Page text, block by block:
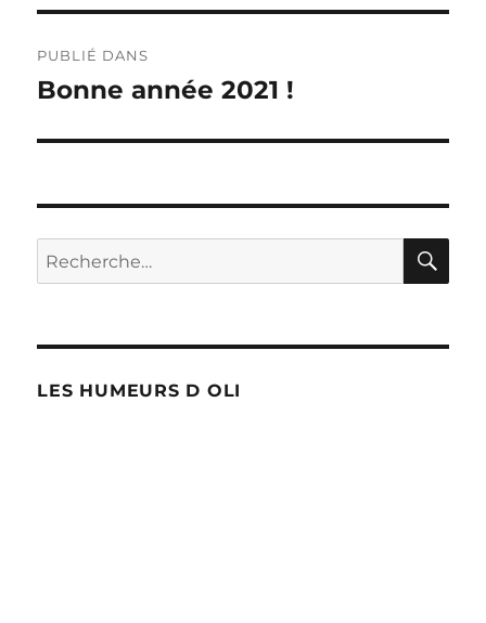
de
PUBLIÉ DANS
Bonne année 2021 !
Recherche
pour :
LES HUMEURS D OLI